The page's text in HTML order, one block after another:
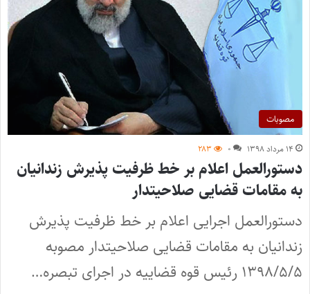
مصوبات
۱۴ مرداد ۱۳۹۸ ۰ ۲۸۳
دستورالعمل اعلام بر خط ظرفیت پذیرش زندانیان
به مقامات قضایی صلاحیتدار
دستورالعمل اجرایی اعلام بر خط ظرفیت پذیرش
زندانیان به مقامات قضایی صلاحیتدار مصوبه
۱۳۹۸/۵/۵ رئیس قوه قضاییه در اجرای تبصره…